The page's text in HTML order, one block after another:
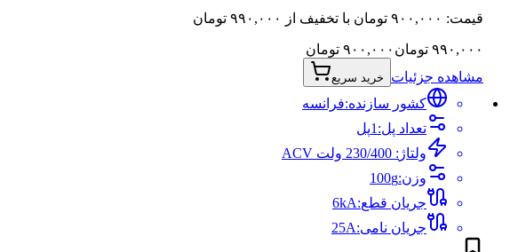
قیمت: ۹۰۰,۰۰۰ تومان با تخفیف از ۹۹۰,۰۰۰ تومان
۹۹۰,۰۰۰ تومان ۹۰۰,۰۰۰ تومان
مشاهده جزئیات
خرید سریع
کشور سازنده:فرانسه
تعداد پل:
1پل
ولتاژ :
V
وزن:
100g
جریان قطع:
6kA
جریان نامی:
25A